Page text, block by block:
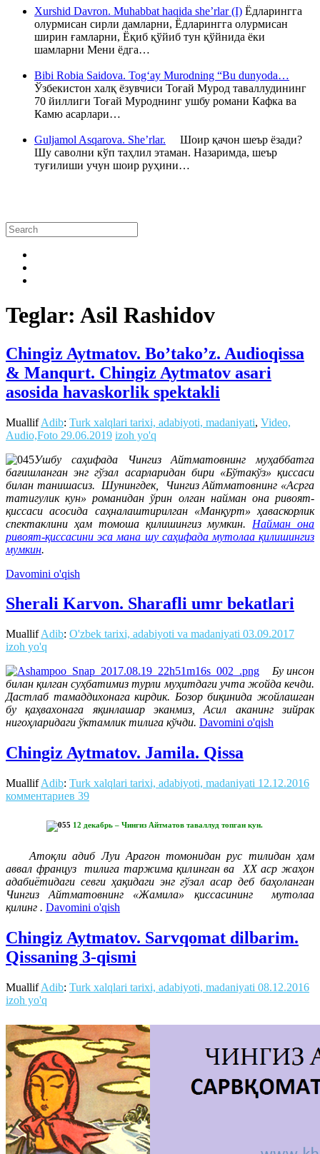
Xurshid Davron. Muhabbat haqida she’rlar (I) Ёдларингга
олурмисан сирли дамларни, Ёдларингга олурмисан
ширин ғамларни, Ёқиб қўйиб тун қўйнида ёки
шамларни Мени ёдга…
Bibi Robia Saidova. Tog‘ay Murodning “Bu dunyoda…
Ўзбекистон халқ ёзувчиси Тоғай Мурод таваллудининг
70 йиллиги Тоғай Муроднинг ушбу романи Кафка ва
Камю асарлари…
Guljamol Asqarova. She’rlar. Шоир қачон шеър ёзади?
Шу саволни кўп таҳлил этаман. Назаримда, шеър
туғилиши учун шоир руҳини…
Teglar: Asil Rashidov
Chingiz Aytmatov. Bo’tako’z. Audioqissa
& Manqurt. Chingiz Aytmatov asari
asosida havaskorlik spektakli
MuallifAdib: Turk xalqlari tarixi, adabiyoti, madaniyati, Video,
Audio,Foto 29.06.2019 izoh yo'q
Ушбу саҳифада Чингиз Айтматовнинг муҳаббатга
бағишланган энг гўзал асарларидан бири «Бўтакўз» қиссаси
билан танишасиз. Шунингдек, Чингиз Айтматовнинг «Асрга
татигулик кун» романидан ўрин олган найман она ривоят-
қиссаси асосида саҳналаштирилган «Манқурт» ҳаваскорлик
спектаклини ҳам томоша қилишингиз мумкин. Найман она
ривоят-қиссасини эса мана шу саҳифада мутолаа қилишингиз
мумкин.
Davomini o'qish
Sherali Karvon. Sharafli umr bekatlari
MuallifAdib: O'zbek tarixi, adabiyoti va madaniyati 03.09.2017
izoh yo'q
Бу инсон
билан қилган суҳбатимиз турли муҳитдаги учта жойда кечди.
Дастлаб тамаддихонага кирдик. Бозор биқинида жойлашган
бу қаҳвахонага яқинлашар эканмиз, Асил аканинг зийрак
нигоҳларидаги ўктамлик тилига кўчди. Davomini o'qish
Chingiz Aytmatov. Jamila. Qissa
MuallifAdib: Turk xalqlari tarixi, adabiyoti, madaniyati 12.12.2016
комментариев 39
12 декабрь – Чингиз Айтматов таваллуд топган кун.
Атоқли адиб Луи Арагон томонидан рус тилидан ҳам
аввал француз тилига таржима қилинган ва
ХХ аср жаҳон
адабиётидаги севги ҳақидаги энг гўзал асар деб баҳоланган
Чингиз Айтматовнинг «Жамила» қиссасининг мутолаа
қилинг . Davomini o'qish
Chingiz Aytmatov. Sarvqomat dilbarim.
Qissaning 3-qismi
MuallifAdib: Turk xalqlari tarixi, adabiyoti, madaniyati 08.12.2016
izoh yo'q